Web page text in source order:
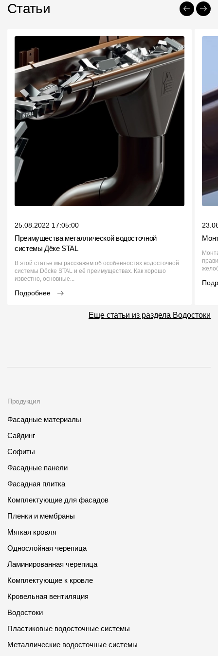
Статьи
25.08.2022 17:05:00
Преимущества металлической водосточной
системы Дёке STAL
В этой статье мы расскажем об особенностях водосточной
системы Döcke STAL и её преимуществах. Как хорошо
известно, основные...
Подробнее
Еще статьи из раздела Водостоки
Продукция
Фасадные материалы
Сайдинг
Софиты
Фасадные панели
Фасадная плитка
Комплектующие для фасадов
Пленки и мембраны
Мягкая кровля
Однослойная черепица
Ламинированная черепица
Комплектующие к кровле
Кровельная вентиляция
Водостоки
Пластиковые водосточные системы
Металлические водосточные системы